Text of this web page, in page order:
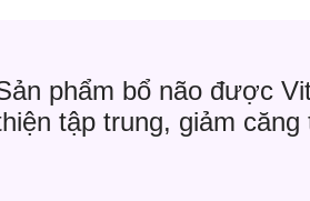
phẩm bổ não được
tập trung, giảm